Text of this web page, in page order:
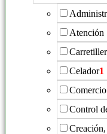
Atención
Celador1
Control